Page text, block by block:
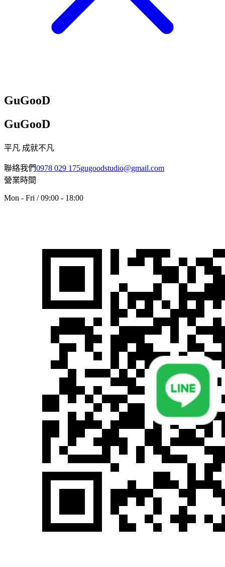
GuGooD
GuGooD
平凡 成就不凡
聯絡我們0978 029 175gugoodstudio@gmail.com
營業時間
Mon - Fri / 09:00 - 18:00